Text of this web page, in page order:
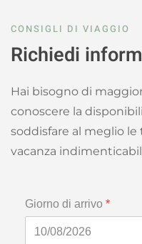
CONSIGLI DI VIAGGIO
Richiedi
Hai bisogno di
conoscere la
soddisfare al meglio
vacanza
Giorno di arrivo *